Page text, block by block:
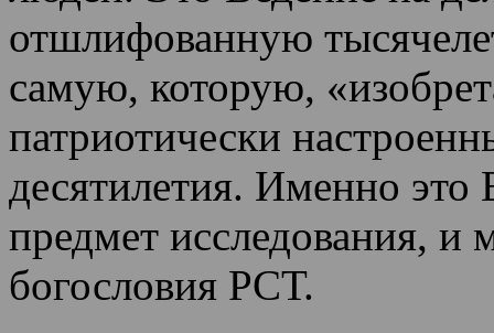
отшлифованную
самую, которую,
патриотически
десятилетия. Именно это
предмет исследования, и
богословия РСТ.